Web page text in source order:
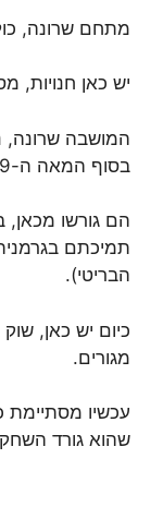
מתחם שרונה,
יש כאן חנויות,
המושבה שרונה,
בסוף המאה ה-19.
הם גורשו
תמיכתם
הבריטי).
כיום יש כאן,
מגורים.
עכשיו מסתיימת
שהוא גורד